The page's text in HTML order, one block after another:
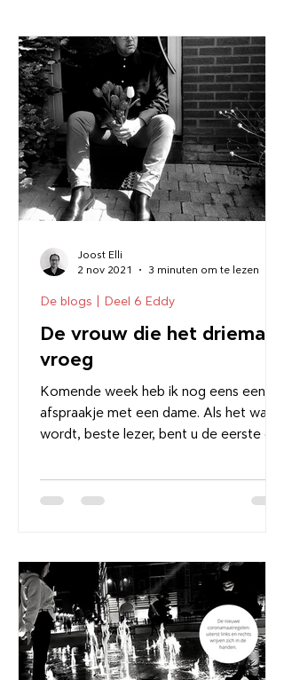
De vrouw die het driemaal
vroeg
Komende week heb ik nog eens een
afspraakje met een dame. Als het wat
wordt, beste lezer, bent u de eerste die
De blogs | Deel 6 Eddy
Joost Elli
2 nov 2021
3 minuten om te lezen